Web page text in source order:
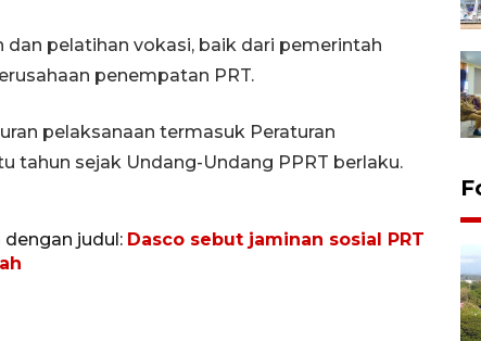
pelatihan vokasi, baik dari pemerintah
penempatan PRT.
pelaksanaan termasuk Peraturan
tahun sejak Undang-Undang PPRT berlaku.
judul: Dasco sebut jaminan sosial PRT